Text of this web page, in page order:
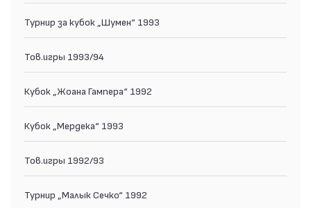
Турнир за кубок „Шумен“ 1993
Тов.игры 1993/94
Кубок „Жоана Гампера“ 1992
Кубок „Мердека“ 1993
Тов.игры 1992/93
Турнир „Малык Сечко“ 1992